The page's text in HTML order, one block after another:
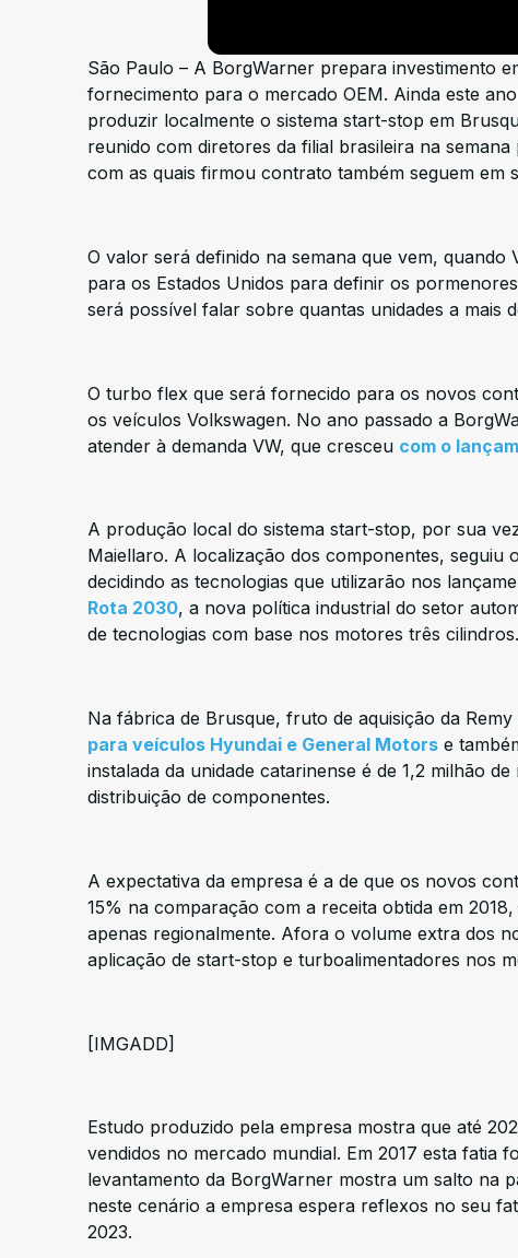
São Paulo – A BorgWarner prepara investimento
fornecimento para o mercado OEM. Ainda este
produzir localmente o sistema start-stop em
reunido com diretores da filial brasileira na
com as quais firmou contrato também seguem em
O valor será definido na semana que vem,
para os Estados Unidos para definir os
será possível falar sobre quantas unidades a mais
O turbo flex que será fornecido para os novos
os veículos Volkswagen. No ano passado a
atender à demanda VW, que cresceu com o
A produção local do sistema start-stop, por sua
Maiellaro. A localização dos componentes, seguiu
decidindo as tecnologias que utilizarão nos
Rota 2030, a nova política industrial do setor
de tecnologias com base nos motores três
Na fábrica de Brusque, fruto de aquisição da
para veículos Hyundai e General Motors e
instalada da unidade catarinense é de 1,2 milhão
distribuição de componentes.
A expectativa da empresa é a de que os novos
15% na comparação com a receita obtida em
apenas regionalmente. Afora o volume extra dos
aplicação de start-stop e turboalimentadores nos
[IMGADD]
Estudo produzido pela empresa mostra que até
vendidos no mercado mundial. Em 2017 esta fatia
levantamento da BorgWarner mostra um salto na
neste cenário a empresa espera reflexos no seu
2023.